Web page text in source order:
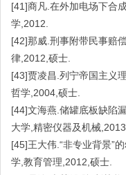
[41]商凡.在外加电场下合
学,2012.
[42]那威.刑事附带民事赔
律,2012,硕士.
[43]贾凌昌.列宁帝国主义
哲学,2004,硕士.
[44]文海燕.储罐底板缺陷
大学,精密仪器及机械
[45]王大伟.“非专业背景”
学,教育管理,2012,硕士.